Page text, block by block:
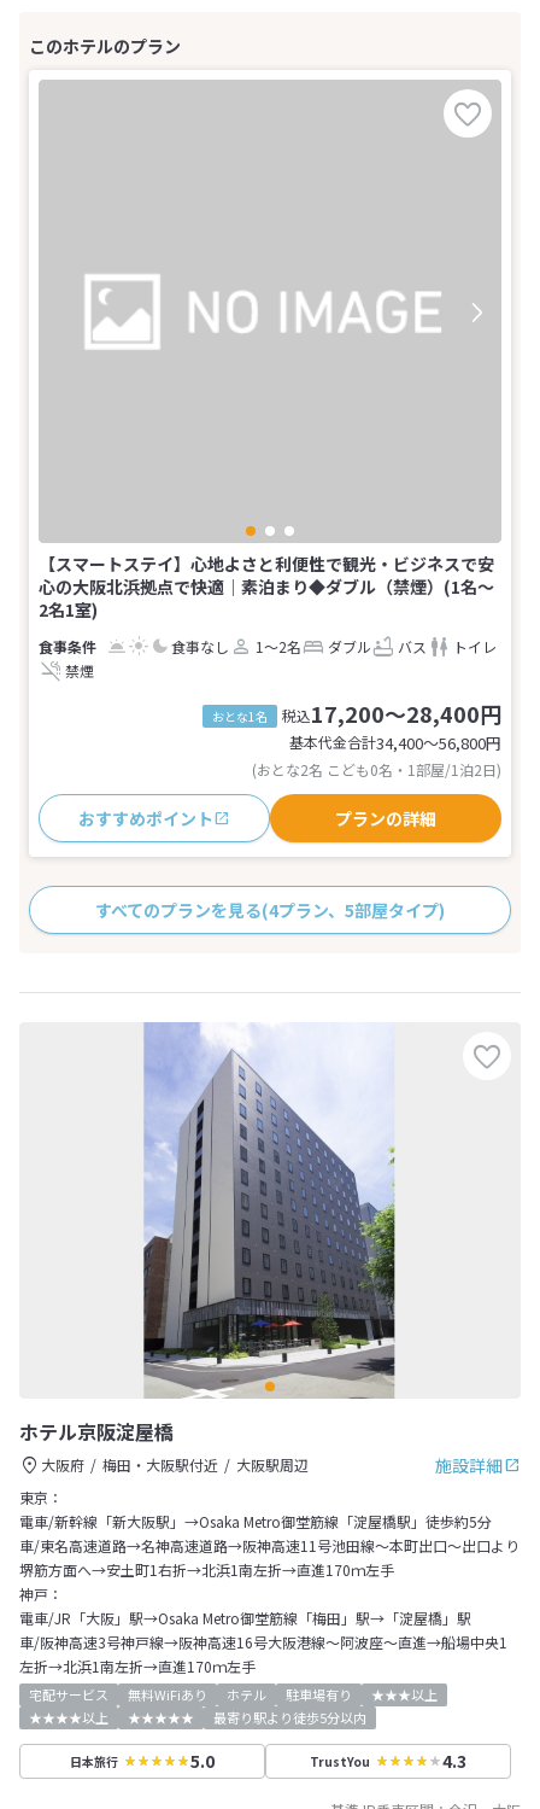
【スマートステイ】心地よさと利便性で観光・ビジネスで安
心の大阪北浜拠点で快適│素泊まり◆ダブル（禁煙）(1名～
2名1室)
食事なし 1～2名 ダブル バス
トイレ
禁煙
おとな1名 税込17,200～28,400円
基本代金合計34,400〜56,800円
(おとな2名 こども0名・1部屋/1泊2日)
おすすめポイント プランの詳細
すべてのプランを見る(4プラン、5部屋タイプ)
ホテル京阪淀屋橋
施設詳細
大阪府 梅田・大阪駅付近
大阪駅周辺
東京：
電車/新幹線「新大阪駅」→Osaka Metro御堂筋線「淀屋橋駅」徒歩約5分
車/東名高速道路→名神高速道路→阪神高速11号池田線～本町出口～出口より
堺筋方面へ→安土町1右折→北浜1南左折→直進170ｍ左手
神戸：
電車/JR「大阪」駅→Osaka Metro御堂筋線「梅田」駅→「淀屋橋」駅
車/阪神高速3号神戸線→阪神高速16号大阪港線～阿波座～直進→船場中央1
左折→北浜1南左折→直進170ｍ左手
宅配サービス 無料WiFiあり ホテル 駐車場有り
★★★以上
★★★★以上
★★★★★ 最寄り駅より徒歩5分以内
日本旅行 5.0 TrustYou 4.3